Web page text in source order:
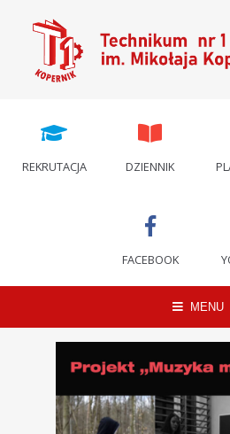
REKRUTACJA DZIENNIK
FACEBOOK
MENU